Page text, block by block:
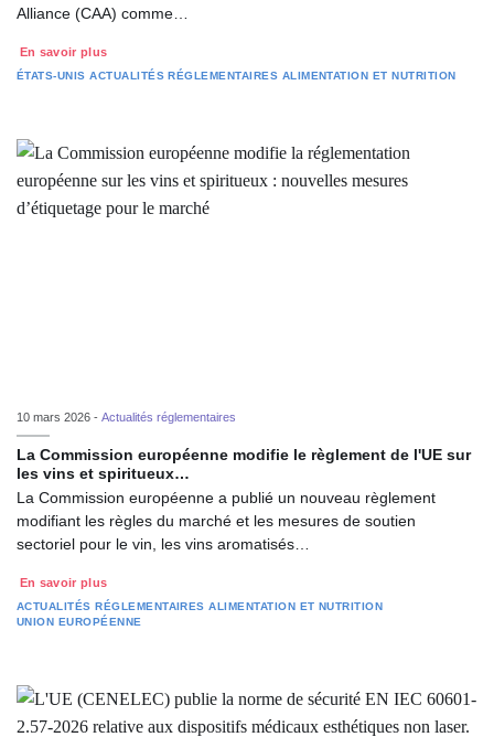
Alliance (CAA) comme…
En savoir plus
ÉTATS-UNIS ACTUALITÉS RÉGLEMENTAIRES ALIMENTATION ET NUTRITION
10 mars 2026 - Actualités réglementaires
La Commission européenne modifie le règlement de l'UE sur
les vins et spiritueux…
La Commission européenne a publié un nouveau règlement
modifiant les règles du marché et les mesures de soutien
sectoriel pour le vin, les vins aromatisés…
En savoir plus
ACTUALITÉS RÉGLEMENTAIRES ALIMENTATION ET NUTRITION
UNION EUROPÉENNE